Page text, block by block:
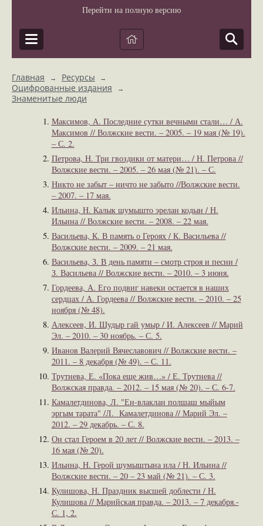
Перейти на полную версию
Главная → Ресурсы →
Оцифрованные издания →
Знаменитые люди
Максимов, А. Последние сутки вечными стали… / А.
Максимов // Волжские вести. – 2005. – 19 мая (№ 19).
– С. 2.
Петрова, Н. Три гвоздики от матери… / Н. Петрова //
Волжские вести. – 2005. – 26 мая (№ 21). – С.
Никто не забыт – ничто не забыто //Волжские вести.
– 2007. – 17 мая.
Ильина, Н. Калык шумышто эрелан кодын / Н.
Ильина // Волжские вести. – 2008. – 22 мая.
Васильева, К. В память о Героях / К. Васильева //
Волжские вести. – 2009. – 21 мая.
Васильева, З. В день памяти – смотр строя и песни /
З. Васильева // Волжские вести. – 2010. – 3 июня.
Гордеева, А. Его подвиг навеки остается в наших
сердцах / А. Гордеева // Волжские вести. – 2010. – 25
ноября (№ 48).
Алексеев, И. Шудыр гай умыр / И. Алексеев // Марий
Эл. – 2010. – 30 ноябрь. – С. 5.
Иванов Валерий Вячеславович // Волжские вести. –
2011. – 8 декабря (№ 49). – С. 11.
Трутнева, Е. «Пока еще жив…» / Е. Трутнева //
Волжская правда. – 2012. – 15 мая (№ 20). – С. 6-7.
Камалетдинова, Л. "Ен-влаклан полшаш мыйым
эргым тарата" /Л. Камалетдинова // Марий Эл. –
2012. – 29 декабрь. – С. 8.
Он стал Героем в 20 лет // Волжские вести. – 2013. –
16 мая (№ 20).
Ильина, Н. Герой шумыштына ила / Н. Ильина //
Волжские вести. – 20 – 23 май (№ 21). – С. 3.
Кулишова, Н. Праздник высшей доблести / Н.
Кулишова // Марийская правда. – 2013. – 7 декабря.-
С. 1, 2.